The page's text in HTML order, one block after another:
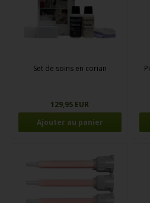
Set de soins en corian
129,95 EUR